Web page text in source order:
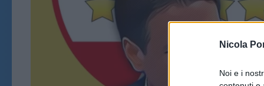
Nicola
Noi e i